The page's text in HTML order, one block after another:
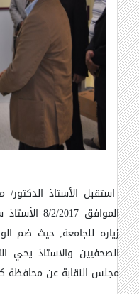
استقبل الأستاذ الدكتور/
الموافق 8/
زياره للجامعة,حيث ضم
الصحفيين والاستاذ يحي
مجلس النقابة عن محافظة